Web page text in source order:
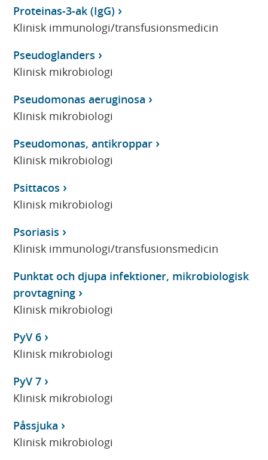
Proteinas-3-ak (IgG)
Klinisk immunologi/transfusionsmedicin
Pseudoglanders
Klinisk mikrobiologi
Pseudomonas aeruginosa
Klinisk mikrobiologi
Pseudomonas, antikroppar
Klinisk mikrobiologi
Psittacos
Klinisk mikrobiologi
Psoriasis
Klinisk immunologi/transfusionsmedicin
Punktat och djupa infektioner, mikrobiologisk
provtagning
Klinisk mikrobiologi
PyV 6
Klinisk mikrobiologi
PyV 7
Klinisk mikrobiologi
Påssjuka
Klinisk mikrobiologi